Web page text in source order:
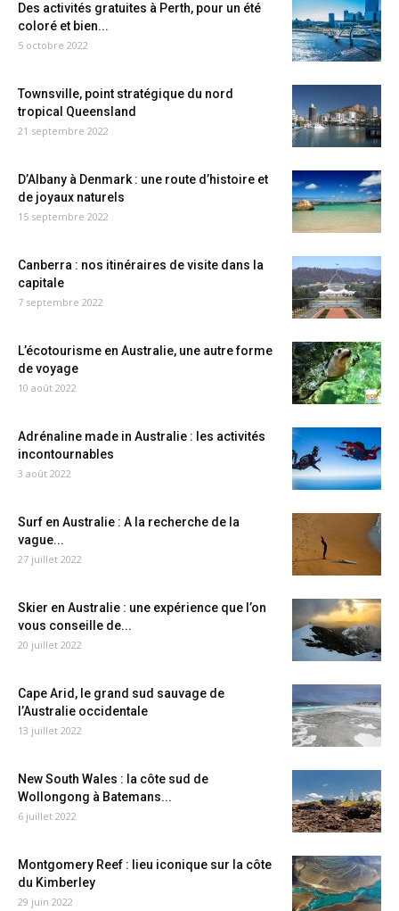
Des activités gratuites à Perth, pour un été
coloré et bien...
5 octobre 2022
Townsville, point stratégique du nord
tropical Queensland
21 septembre 2022
D’Albany à Denmark : une route d’histoire et
de joyaux naturels
15 septembre 2022
Canberra : nos itinéraires de visite dans la
capitale
7 septembre 2022
L’écotourisme en Australie, une autre forme
de voyage
10 août 2022
Adrénaline made in Australie : les activités
incontournables
3 août 2022
Surf en Australie : A la recherche de la
vague...
27 juillet 2022
Skier en Australie : une expérience que l’on
vous conseille de...
20 juillet 2022
Cape Arid, le grand sud sauvage de
l’Australie occidentale
13 juillet 2022
New South Wales : la côte sud de
Wollongong à Batemans...
6 juillet 2022
Montgomery Reef : lieu iconique sur la côte
du Kimberley
29 juin 2022